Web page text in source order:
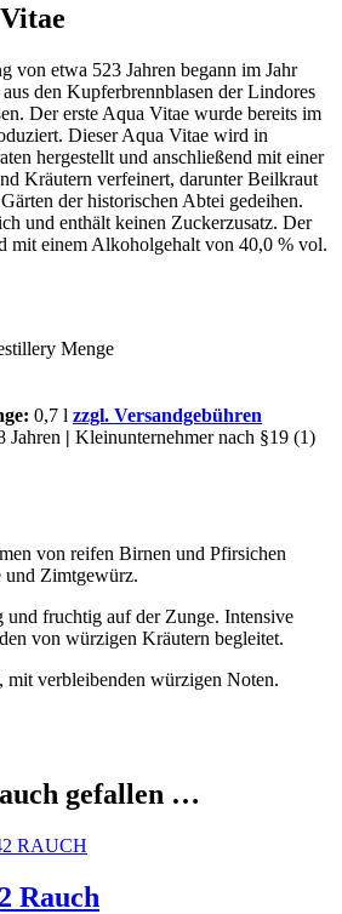
von etwa 523 Jahren begann im Jahr
den Kupferbrennblasen der Lindores
Der erste Aqua Vitae wurde bereits im
Dieser Aqua Vitae wird in
hergestellt und anschließend mit einer
Kräutern verfeinert, darunter Beilkraut
der historischen Abtei gedeihen.
und enthält keinen Zuckerzusatz. Der
mit einem Alkoholgehalt von 40,0 % vol.
Menge
0,7 l zzgl. Versandgebühren
Jahren | Kleinunternehmer nach §19 (1)
von reifen Birnen und Pfirsichen
und Zimtgewürz.
und fruchtig auf der Zunge. Intensive
von würzigen Kräutern begleitet.
mit verbleibenden würzigen Noten.
gefallen …
Rauch